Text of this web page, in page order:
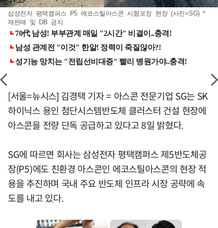
삼성전자 평택캠퍼스 P5 에코스틸아스콘 시험포장 현장 (사진=SG) *
재판매 및 DB 금지
[서울=뉴시스] 김경택 기자 = 아스콘 전문기업 SG는 SK
하이닉스 용인 첨단시스템반도체 클러스터 건설 현장에
아스콘을 전량 단독 공급하고 있다고 8일 밝혔다.
SG에 따르면 회사는 삼성전자 평택캠퍼스 제5반도체공
장(P5)에도 친환경 아스콘인 에코스틸아스콘의 현장 적
용을 추진하며 국내 주요 반도체 인프라 시장 공략에 속
도를 내고 있다.